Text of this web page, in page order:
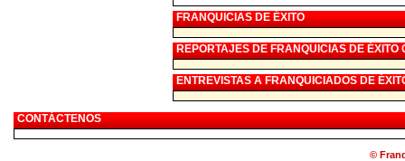
FRANQUICIAS DE ÉXITO
REPORTAJES DE FRANQUICIAS DE ÉXITO
ENTREVISTAS A FRANQUICIADOS DE
CONTÁCTENOS
©